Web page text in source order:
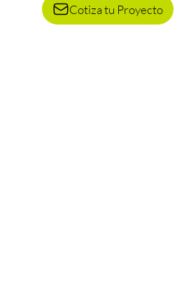
Cotiza tu Proyecto